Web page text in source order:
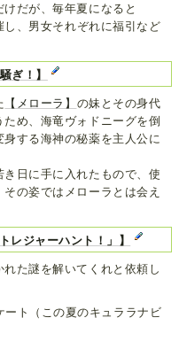
けだが、毎年夏になると
し、男女それぞれに福引など
ぎ！】
【メローラ】 の妹とその身代
め、海竜ヴォドニーグを倒
する海神の秘薬を主人公に
日に手に入れたもので、使
の姿ではメローラとは会え
レジャーハント！」】
た謎を解いてくれと依頼し
ート（この夏のキュララナビ